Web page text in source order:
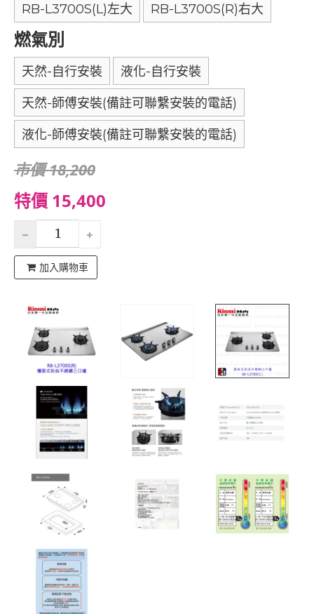
RB-L3700S(L)左大 RB-L3700S(R)右大
燃氣別
天然-自行安裝 液化-自行安裝
天然-師傅安裝(備註可聯繫安裝的電話)
液化-師傅安裝(備註可聯繫安裝的電話)
市價 18,200
特價 15,400
加入購物車